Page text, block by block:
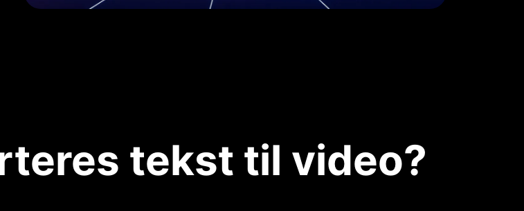
tekst til video?